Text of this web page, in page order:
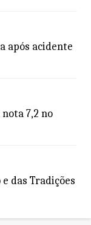
após acidente
7,2 no
das Tradições